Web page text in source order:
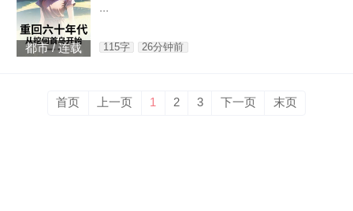
都市 / 连载
...
115字 26分钟前
首页 上一页 1 2 3 下一页 末页